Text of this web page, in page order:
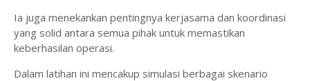
Ia juga menekankan pentingnya kerjasama dan koordinasi
yang solid antara semua pihak untuk memastikan
keberhasilan operasi.
Dalam latihan ini mencakup simulasi berbagai skenario